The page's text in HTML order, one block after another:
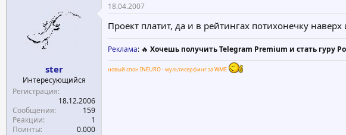
ster
Интересующийся
Регистрация
18.12.2006
Сообщения
159
Реакции
1
Поинты
0.000
18.04.2007
Проект платит, да и в рейтингах потихонечку наверх
Реклама: 🔥 Хочешь получить Telegram Premium и стать гуру
новый спон INEURO - мультисерфинг за WME